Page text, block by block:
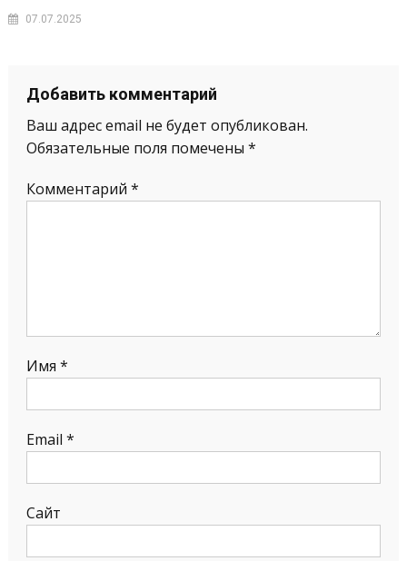
07.07.2025
Добавить комментарий
Ваш адрес email не будет опубликован.
Обязательные поля помечены *
Комментарий *
Имя *
Email *
Сайт